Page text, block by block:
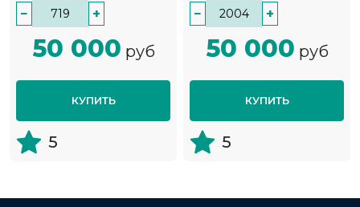
− +
50 000 руб
КУПИТЬ
5
− +
50 000 руб
КУПИТЬ
5